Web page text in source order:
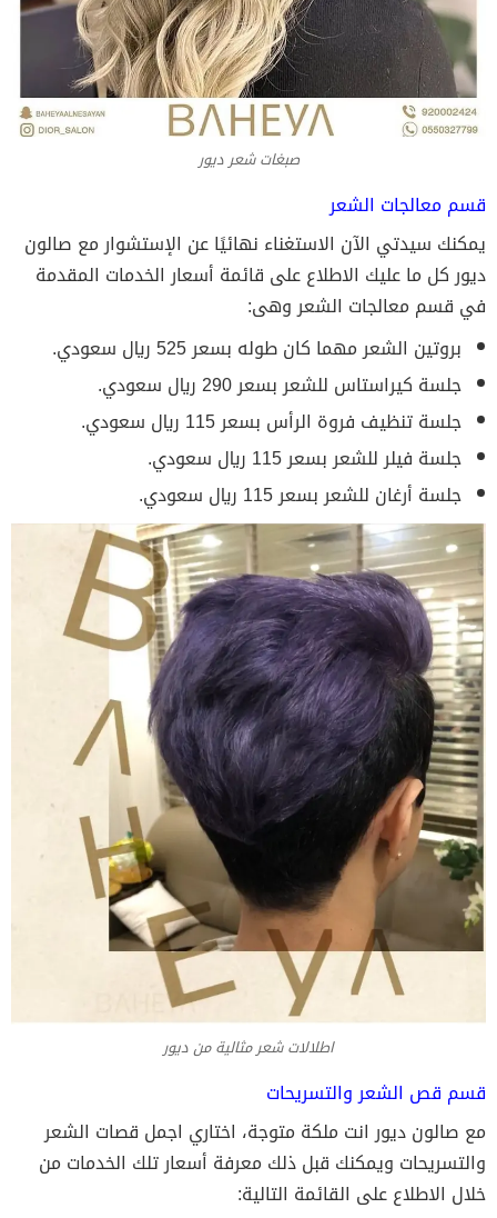
صبغات شعر ديور
قسم معالجات الشعر
يمكنك سيدتي الآن الاستغناء نهائيًا عن الإستشوار مع صالون
ديور كل ما عليك الاطلاع على قائمة أسعار الخدمات المقدمة
في قسم معالجات الشعر وهى:
بروتين الشعر مهما كان طوله بسعر 525 ريال سعودي.
جلسة كيراستاس للشعر بسعر 290 ريال سعودي.
جلسة تنظيف فروة الرأس بسعر 115 ريال سعودي.
جلسة فيلر للشعر بسعر 115 ريال سعودي.
جلسة أرغان للشعر بسعر 115 ريال سعودي.
اطلالات شعر مثالية من ديور
قسم قص الشعر والتسريحات
مع صالون ديور انت ملكة متوجة، اختاري اجمل قصات الشعر
والتسريحات ويمكنك قبل ذلك معرفة أسعار تلك الخدمات من
خلال الاطلاع على القائمة التالية: